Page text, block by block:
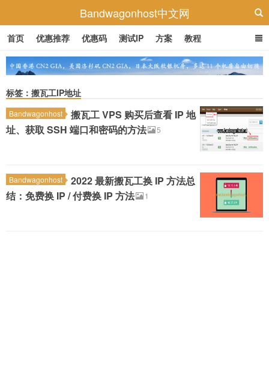
Bandwagonhost中文网
首页 优惠推荐 优惠码 测试IP 方案 教程
标签：搬瓦工IP地址
Bandwagonhost
搬瓦工 VPS 购买后查看 IP 地
址、获取 SSH 端口和密码的方法
5
Bandwagonhost
2022 最新搬瓦工换 IP 方法总
结：免费换 IP / 付费换 IP 方法
1